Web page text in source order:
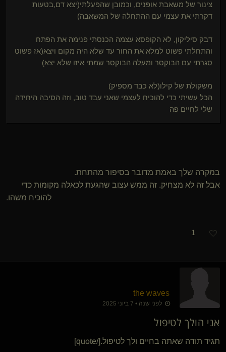
צינור של משאבת אופנים, וכמובן שהפעלתי(יצא דם,בטעות
דקרתי את עצמי עם ההתחלה של המשאבה)
דבק סיליקון, לא הקופסא עצמה הכנסתי פנימה את הפתח
והתחלתי פשוט למלא את החור עד שלא היה מקום ויצא(אז פשוט
סגרתי עם הבוקסר ומעלה הבוקסר שמתי איזו שלא יצא)
משקולת של קילו(לא כבד מספיק)
הכל עשיתי כדי להוכיח לעצמי שאני עבד טוב, וזה הסיבה היחידה
שלי לחיים פה
במקרה שלך באמת מדובר בסיפור מהתחת.
אבל זה לא מצחיק. זה ממש עצוב שהגעת לכאלה מקומות כדי
להוכיח משהו.
1
the waves
לפני שנה • 7 ביוני 2025
אני הולך לטיפול
תגיד תודה שאתה בחיים ולך לטיפול.[/quote]